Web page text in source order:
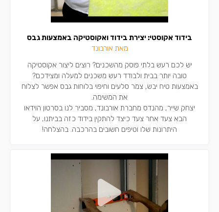
בידוד אקוסטי: יצירת בידוד ואקוסטיקה באמצעות גבס
מאת אורבונד
יש לכם רעש בלתי פוסק מהשכנים? רוצים ליצור אקוסטיקה
טובה יותר בבית ולבודד רעש משכנים למעלה ומצידכם?
באמצעות טיח יבש, צמר סלעים וחיפוי בלוחות גבס אפשר לצלוח
את המשימה.
יצחק שייר, מהנדס מחברת אורבונד, מסביר לנו בסרטון הוידאו
הבא צעד אחר צעד כיצד להתקין בידוד כזה בביתנו, על
היתרונות שלו וטיפים חשובים בהרכבה. בהצלחה!